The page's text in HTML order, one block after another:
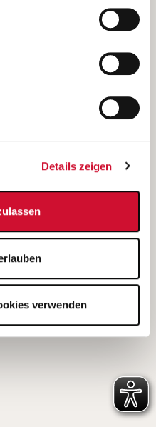
jederzeit widerrufen,
aufrufen und diese
Details zeigen
verwenden
Bezirksverbandes Unterfranken